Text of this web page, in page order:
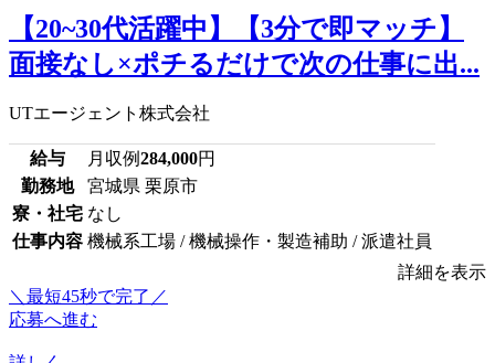
【20~30代活躍中】【3分で即マッチ】
面接なし×ポチるだけで次の仕事に出...
UTエージェント株式会社
給与 月収例284,000円
勤務地
宮城県 栗原市
寮・社宅 なし
仕事内容 機械系工場 / 機械操作・製造補助 / 派遣社員
詳細を表示
＼最短45秒で完了／
応募へ進む